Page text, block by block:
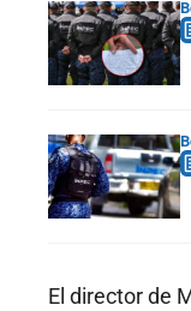
El director de